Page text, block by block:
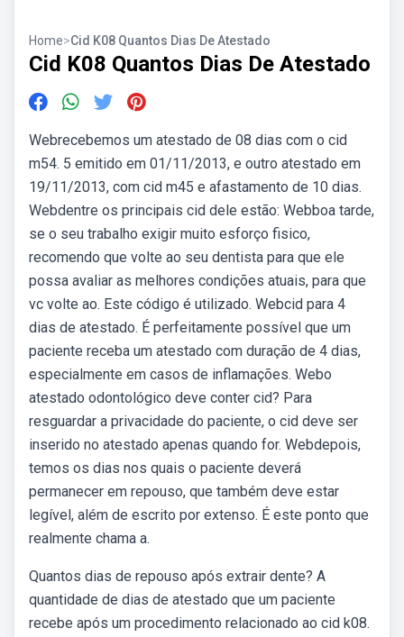
Home>Cid K08 Quantos Dias De Atestado
Cid K08 Quantos Dias De Atestado
Webrecebemos um atestado de 08 dias com o cid
m54. 5 emitido em 01/11/2013, e outro atestado em
19/11/2013, com cid m45 e afastamento de 10 dias.
Webdentre os principais cid dele estão: Webboa tarde,
se o seu trabalho exigir muito esforço fisico,
recomendo que volte ao seu dentista para que ele
possa avaliar as melhores condições atuais, para que
vc volte ao. Este código é utilizado. Webcid para 4
dias de atestado. É perfeitamente possível que um
paciente receba um atestado com duração de 4 dias,
especialmente em casos de inflamações. Webo
atestado odontológico deve conter cid? Para
resguardar a privacidade do paciente, o cid deve ser
inserido no atestado apenas quando for. Webdepois,
temos os dias nos quais o paciente deverá
permanecer em repouso, que também deve estar
legível, além de escrito por extenso. É este ponto que
realmente chama a.
Quantos dias de repouso após extrair dente? A
quantidade de dias de atestado que um paciente
recebe após um procedimento relacionado ao cid k08.